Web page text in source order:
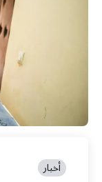
أخبار